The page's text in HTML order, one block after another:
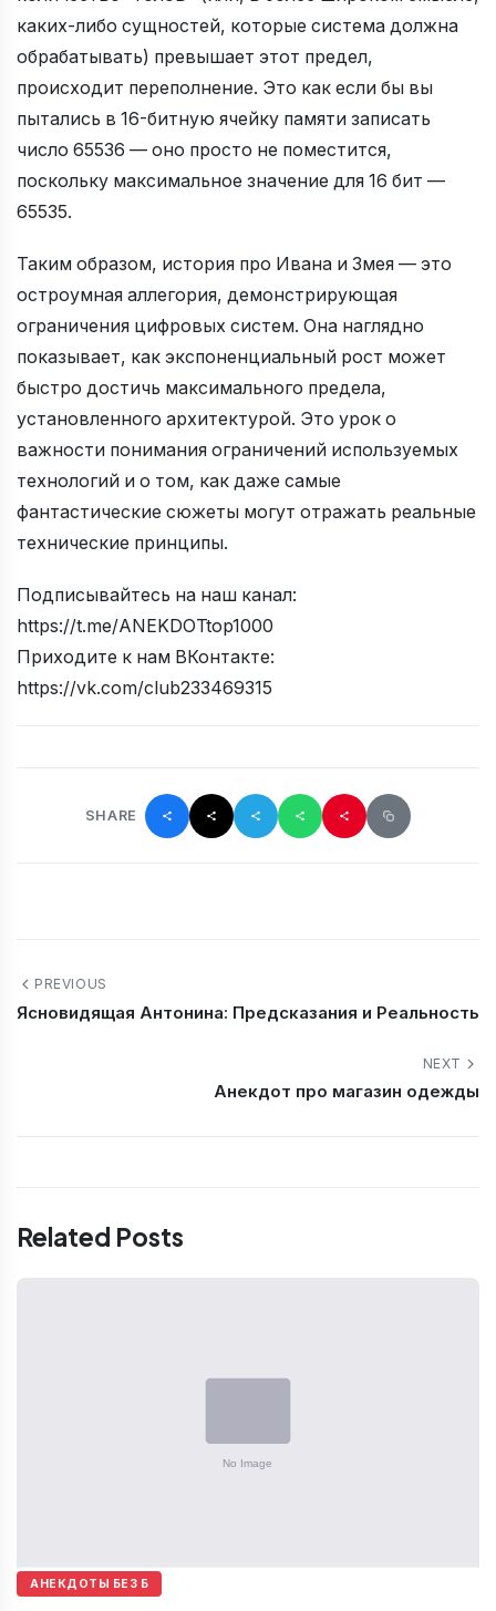
каких-либо сущностей, которые система должна
обрабатывать) превышает этот предел,
происходит переполнение. Это как если бы вы
пытались в 16-битную ячейку памяти записать
число 65536 — оно просто не поместится,
поскольку максимальное значение для 16 бит —
65535.
Таким образом, история про Ивана и Змея — это
остроумная аллегория, демонстрирующая
ограничения цифровых систем. Она наглядно
показывает, как экспоненциальный рост может
быстро достичь максимального предела,
установленного архитектурой. Это урок о
важности понимания ограничений используемых
технологий и о том, как даже самые
фантастические сюжеты могут отражать реальные
технические принципы.
Подписывайтесь на наш канал:
https://t.me/ANEKDOTtop1000
Приходите к нам ВКонтакте:
https://vk.com/club233469315
SHARE
PREVIOUS
Ясновидящая Антонина: Предсказания и Реальность
NEXT
Анекдот про магазин одежды
Related Posts
АНЕКДОТЫ БЕЗ Б